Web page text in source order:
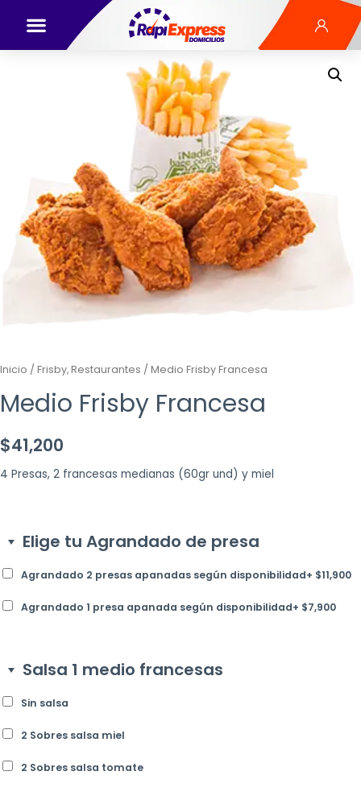
Inicio / Frisby, Restaurantes / Medio Frisby Francesa
Medio Frisby Francesa
$41,200
4 Presas, 2 francesas medianas (60gr und) y miel
Elige tu Agrandado de presa
Agrandado 2 presas apanadas según disponibilidad+ $11,900
Agrandado 1 presa apanada según disponibilidad+ $7,900
Salsa 1 medio francesas
Sin salsa
2 Sobres salsa miel
2 Sobres salsa tomate